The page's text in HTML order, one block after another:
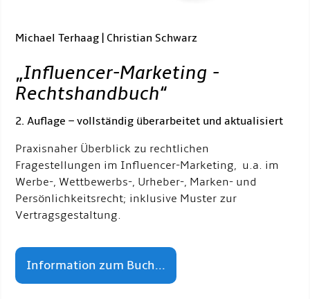
Michael Terhaag | Christian Schwarz
„Influencer-Marketing -
Rechtshandbuch“
2. Auflage – vollständig überarbeitet und aktualisiert
Praxisnaher Überblick zu rechtlichen
Fragestellungen im Influencer-Marketing, u.a. im
Werbe-, Wettbewerbs-, Urheber-, Marken- und
Persönlichkeitsrecht; inklusive Muster zur
Vertragsgestaltung.
Information zum Buch...